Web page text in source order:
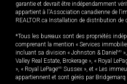
garantie et devrait être indépendamment
appartient à l'Association canadienne de
REALTOR.ca Installation de distribution de
*Tous les bureaux sont des propriétés
comprenant la mention « Services
incluant sa division « Johnston & Daniel MD
Valley Real Estate, Brokerage », « Royal
», « Royal LePageMD Sussex », et « Les
appartiennent et sont gérés par Bridgemarq